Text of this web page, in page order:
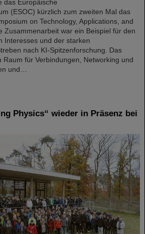
das Europäische
(ESOC) kürzlich zum zweiten Mal das
on Technology, Applications, and
Zusammenarbeit war ein Beispiel für den
Interesses und der starken
nach KI-Spitzenforschung. Das
Raum für Verbindungen, Networking und
und…
Physics“ wieder in Präsenz bei